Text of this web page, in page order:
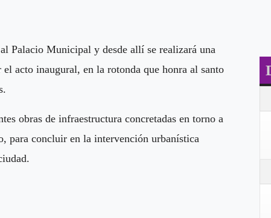
Palacio Municipal y desde allí se realizará una
acto inaugural, en la rotonda que honra al santo
obras de infraestructura concretadas en torno a
para concluir en la intervención urbanística